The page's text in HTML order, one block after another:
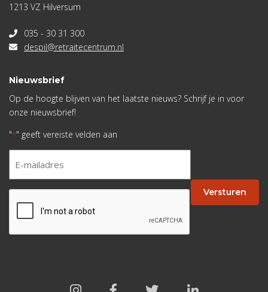
1213 VZ Hilversum
035 - 30 31 300
despil@retraitecentrum.nl
Nieuwsbrief
Op de hoogte blijven van het laatste nieuws? Schrijf je in voor
onze nieuwsbrief!
"*" geeft vereiste velden aan
* Versturen